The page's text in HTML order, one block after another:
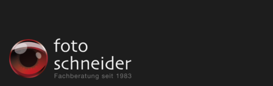
Ja, ich möchte ein Kundenkonto eröffnen und
akzeptiere die
Datenschutzerklärung